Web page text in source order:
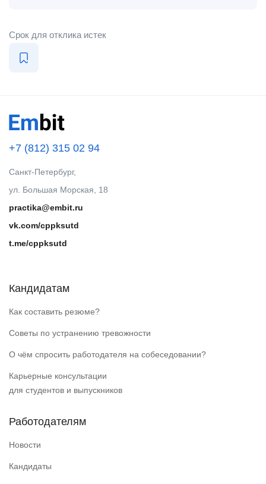
Срок для отклика истек
+7 (812) 315 02 94
Санкт-Петербург,
ул. Большая Морская, 18
practika@embit.ru
vk.com/cppksutd
t.me/cppksutd
Кандидатам
Как составить резюме?
Советы по устранению тревожности
О чём спросить работодателя на собеседовании?
Карьерные консультации
для студентов и выпускников
Работодателям
Новости
Кандидаты